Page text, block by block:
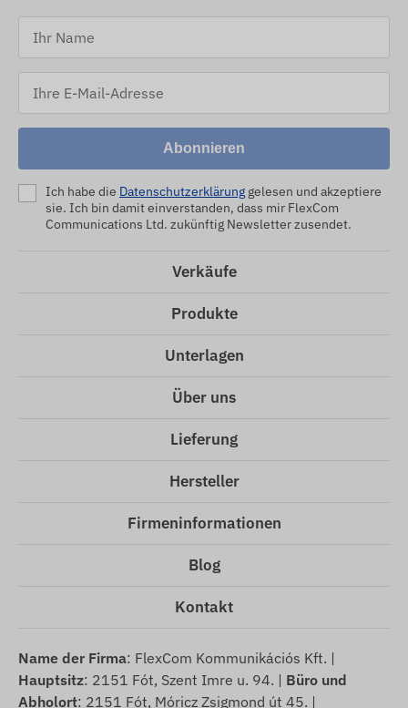
Abonnieren
Ich habe die Datenschutzerklärung gelesen und akzeptiere
sie. Ich bin damit einverstanden, dass mir FlexCom
Communications Ltd. zukünftig Newsletter zusendet.
Verkäufe
Produkte
Unterlagen
Über uns
Lieferung
Hersteller
Firmeninformationen
Blog
Kontakt
Name der Firma: FlexCom Kommunikációs Kft. |
Hauptsitz: 2151 Fót, Szent Imre u. 94. | Büro und
Abholort: 2151 Fót, Móricz Zsigmond út 45. |